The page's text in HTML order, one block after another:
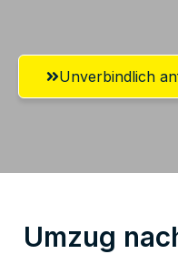
Unverbindlich
Umzug